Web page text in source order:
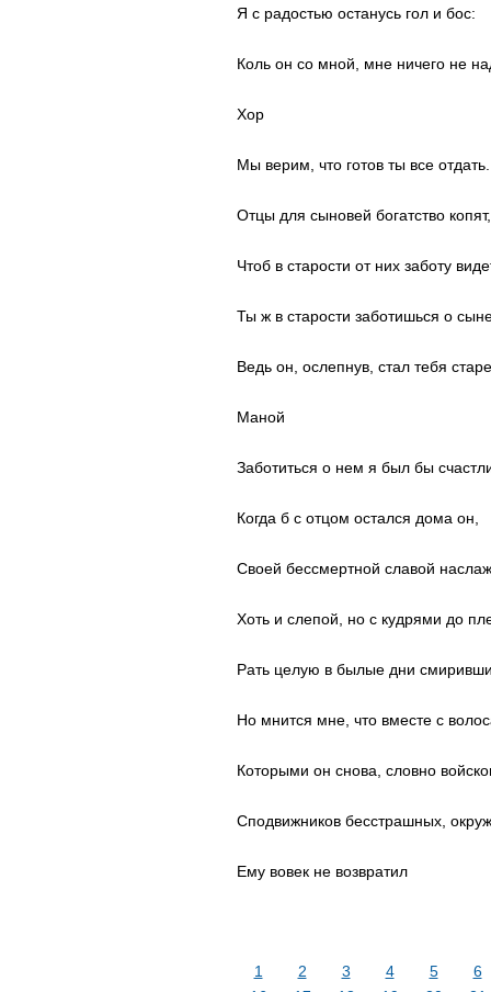
Я с радостью останусь гол и бос:
Коль он со мной, мне ничего не
Хор
Мы верим, что готов ты все отдать.
Отцы для сыновей богатство копят,
Чтоб в старости от них заботу
Ты ж в старости заботишься о
Ведь он, ослепнув, стал тебя
Mаной
Заботиться о нем я был бы
Когда б с отцом остался дома он,
Своей бессмертной славой
Хоть и слепой, но с кудрями до
Рать целую в былые дни
Но мнится мне, что вместе с
Которыми он снова, словно
Сподвижников бесстрашных,
Ему вовек не возвратил
1 2 3 4 5 6